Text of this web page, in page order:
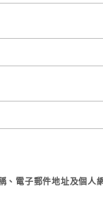
、電子郵件地址及個人